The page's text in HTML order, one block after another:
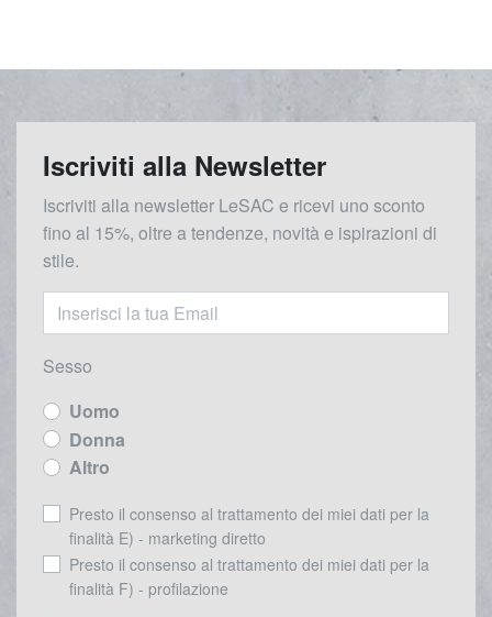
Iscriviti alla Newsletter
Iscriviti alla newsletter LeSAC e ricevi uno sconto
fino al 15%, oltre a tendenze, novità e ispirazioni di
stile.
Sesso
Uomo
Donna
Altro
Presto il consenso al trattamento dei miei dati per la
finalità E) - marketing diretto
Presto il consenso al trattamento dei miei dati per la
finalità F) - profilazione